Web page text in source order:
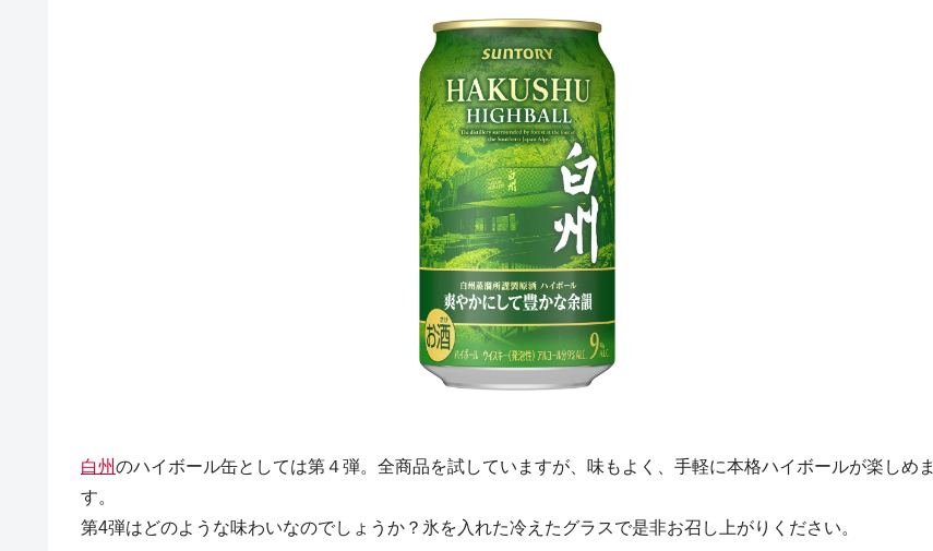
白州のハイボール缶としては第４弾。全商品を試していますが、味もよく、手軽に本格ハイボールが楽しめま
す。
第4弾はどのような味わいなのでしょうか？氷を入れた冷えたグラスで是非お召し上がりください。